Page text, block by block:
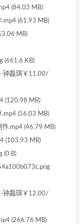
(84.03 MB)
(61.93 MB)
MB)
(661.6 KB)
钟磊琪￥11.00/
(120.98 MB)
(56.03 MB)
.mp4 (46.79 MB)
(103.93 MB)
(0 B)
钟磊琪￥12.00/
(266.76 MB)